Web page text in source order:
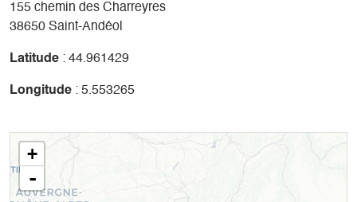
155 chemin des Charreyres
38650 Saint-Andéol
Latitude : 44.961429
Longitude : 5.553265
+
-